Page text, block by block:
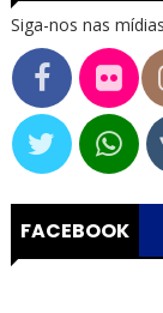
Siga-nos nas
FACEBOOK